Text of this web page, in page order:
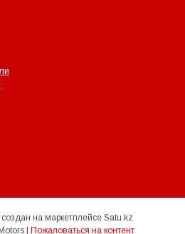
на маркетплейсе Satu.kz
Пожаловаться на контент